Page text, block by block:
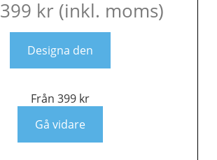
399 kr (inkl. moms)
Designa den
Från 399 kr
Gå vidare